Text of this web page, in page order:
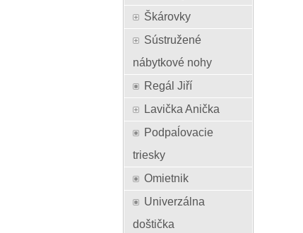
Škárovky
Sústružené
nábytkové nohy
Regál Jiří
Lavička Anička
Podpaĺovacie
triesky
Omietnik
Univerzálna
doštička